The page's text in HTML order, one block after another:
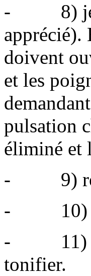
- 8) jeu :
apprécié).
doivent
et les
pulsation
éliminé et
- 9)
- 10)
- 11)
tonifier.